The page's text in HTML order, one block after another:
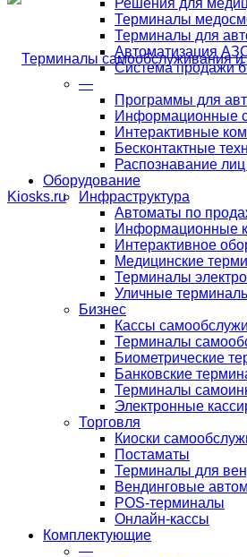
Решения для
Терминалы
Терминалы для
Автоматизация
Система продажи
—
Программы для
Информационные
Интерактивные
Бесконтактные
Распознавание
Оборудование
Инфраструктура
Автоматы по
Информационные
Интерактивное
Медицинские
Терминалы
Уличные
Бизнес
Кассы
Терминалы
Биометрические
Банковские
Терминалы
Электронные
Торговля
Киоски
Постаматы
Терминалы для
Вендинговые
POS-терминалы
Онлайн-кассы
Комплектующие
—